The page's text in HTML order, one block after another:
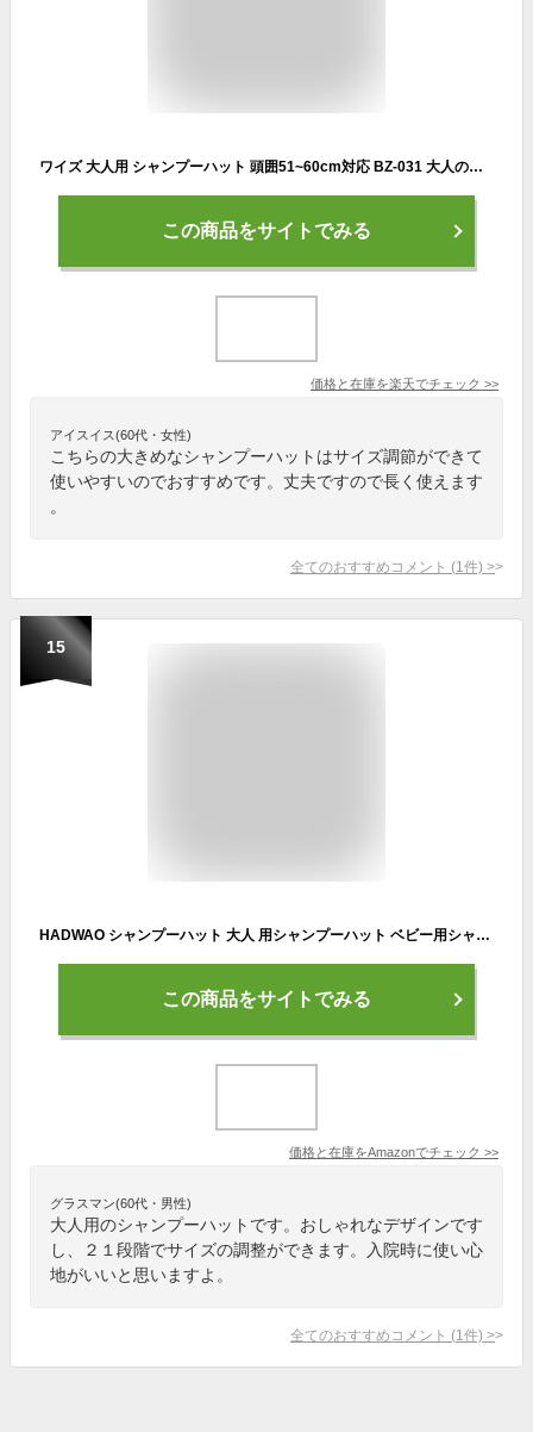
ワイズ 大人用 シャンプーハット 頭囲51~60cm対応 BZ-031 大人の顔に合わせた大きめサイズ(代引不可)【送料無料】
この商品をサイトでみる
価格と在庫を楽天でチェック >>
アイスイス(60代・女性)
こちらの大きめなシャンプーハットはサイズ調節ができて
使いやすいのでおすすめです。丈夫ですので長く使えます
。
全てのおすすめコメント (1 件) >
15
HADWAO シャンプーハット 大人 用シャンプーハット ベビー用シャンプーハット バスハット 介護 サイズ調整 バス用品 21段階 長さ調整 洗髪用 シャンプー用 お風呂グッズ お風呂用品 バスタイム お風呂 トレーニング シャワーキャップ 保護 目 耳 シャンプーの侵入を避ける 6ヶ月～ ウェーブ型 から大人まで (ブルー)
この商品をサイトでみる
価格と在庫をAmazonでチェック >>
グラスマン(60代・男性)
大人用のシャンプーハットです。おしゃれなデザインです
し、２１段階でサイズの調整ができます。入院時に使い心
地がいいと思いますよ。
全てのおすすめコメント (1 件) >